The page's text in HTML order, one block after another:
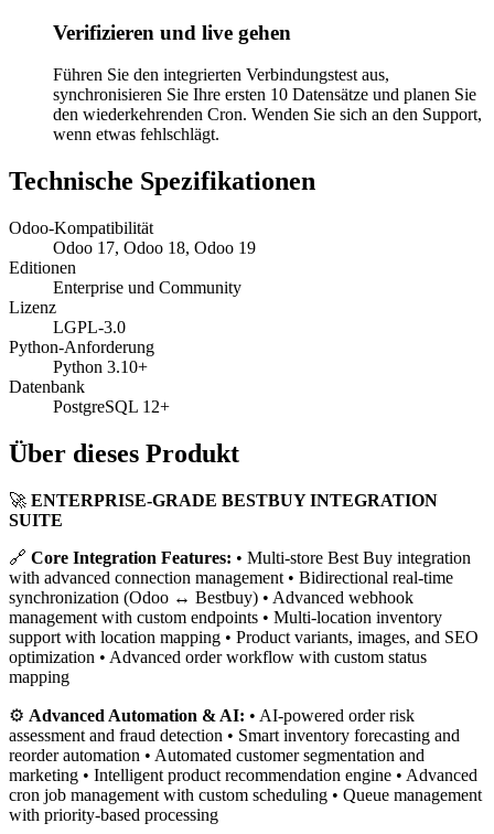
Verifizieren und live gehen
Führen Sie den integrierten Verbindungstest aus,
synchronisieren Sie Ihre ersten 10 Datensätze und planen Sie
den wiederkehrenden Cron. Wenden Sie sich an den Support,
wenn etwas fehlschlägt.
Technische Spezifikationen
Odoo-Kompatibilität
Odoo 17, Odoo 18, Odoo 19
Editionen
Enterprise und Community
Lizenz
LGPL-3.0
Python-Anforderung
Python 3.10+
Datenbank
PostgreSQL 12+
Über dieses Produkt
🚀 ENTERPRISE-GRADE BESTBUY INTEGRATION
SUITE
🔗 Core Integration Features: • Multi-store Best Buy integration
with advanced connection management • Bidirectional real-time
synchronization (Odoo ↔ Bestbuy) • Advanced webhook
management with custom endpoints • Multi-location inventory
support with location mapping • Product variants, images, and SEO
optimization • Advanced order workflow with custom status
mapping
⚙️ Advanced Automation & AI: • AI-powered order risk
assessment and fraud detection • Smart inventory forecasting and
reorder automation • Automated customer segmentation and
marketing • Intelligent product recommendation engine • Advanced
cron job management with custom scheduling • Queue management
with priority-based processing